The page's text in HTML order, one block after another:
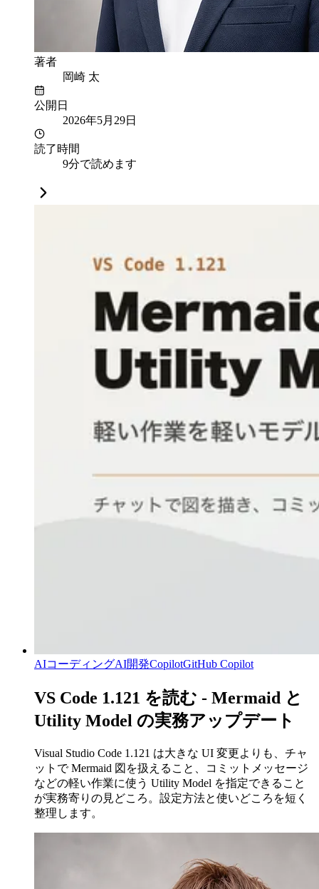
著者
岡崎 太
公開日
2026年5月29日
読了時間
9分で読めます
AIコーディングAI開発CopilotGitHub Copilot
VS Code 1.121 を読む - Mermaid と
Utility Model の実務アップデート
Visual Studio Code 1.121 は大きな UI 変更よりも、チャ
ットで Mermaid 図を扱えること、コミットメッセージ
などの軽い作業に使う Utility Model を指定できること
が実務寄りの見どころ。設定方法と使いどころを短く
整理します。